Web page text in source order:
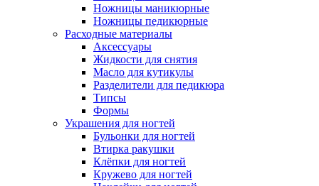
Ножницы маникюрные
Ножницы педикюрные
Расходные материалы
Аксессуары
Жидкости для снятия
Масло для кутикулы
Разделители для педикюра
Типсы
Формы
Украшения для ногтей
Бульонки для ногтей
Втирка ракушки
Клёпки для ногтей
Кружево для ногтей